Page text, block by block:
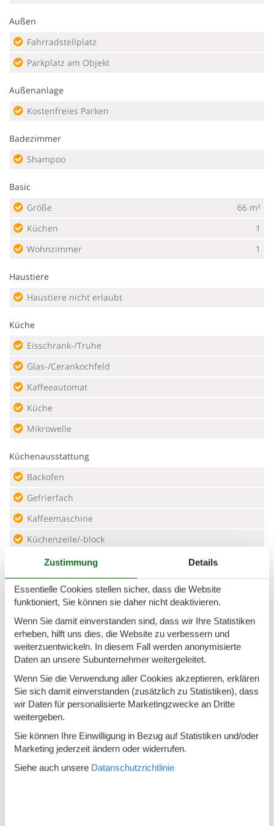
Außen
Fahrradstellplatz
Parkplatz am Objekt
Außenanlage
Kostenfreies Parken
Badezimmer
Shampoo
Basic
Größe
66 m²
Küchen
1
Wohnzimmer
1
Haustiere
Haustiere nicht erlaubt
Küche
Eisschrank-/Truhe
Glas-/Cerankochfeld
Kaffeeautomat
Küche
Mikrowelle
Küchenausstattung
Backofen
Gefrierfach
Kaffeemaschine
Küchenzeile/-block
Kühlschrank
Toaster
Wasserkocher
Region/Lage
Zentrale Lage
Service
Bettwäsche inkl.
Fahrräder vorhanden
Geschirrtücher inkl.
Zustimmung Details
Essentielle Cookies stellen sicher, dass die Website
funktioniert, Sie können sie daher nicht deaktivieren.
Wenn Sie damit einverstanden sind, dass wir Ihre Statistiken
erheben, hilft uns dies, die Website zu verbessern und
weiterzuentwickeln. In diesem Fall werden anonymisierte
Daten an unsere Subunternehmer weitergeleitet.
Wenn Sie die Verwendung aller Cookies akzeptieren, erklären
Sie sich damit einverstanden (zusätzlich zu Statistiken), dass
wir Daten für personalisierte Marketingzwecke an Dritte
weitergeben.
Sie können Ihre Einwilligung in Bezug auf Statistiken und/oder
Marketing jederzeit ändern oder widerrufen.
Siehe auch unsere Datanschutzrichtlinie